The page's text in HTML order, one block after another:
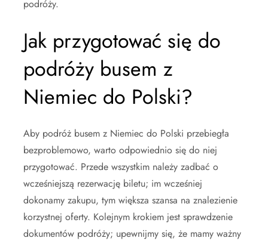
podróży.
Jak przygotować się do
podróży busem z
Niemiec do Polski?
Aby podróż busem z Niemiec do Polski przebiegła
bezproblemowo, warto odpowiednio się do niej
przygotować. Przede wszystkim należy zadbać o
wcześniejszą rezerwację biletu; im wcześniej
dokonamy zakupu, tym większa szansa na znalezienie
korzystnej oferty. Kolejnym krokiem jest sprawdzenie
dokumentów podróży; upewnijmy się, że mamy ważny